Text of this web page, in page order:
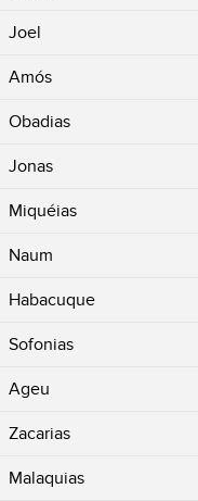
Joel
Amós
Obadias
Jonas
Miquéias
Naum
Habacuque
Sofonias
Ageu
Zacarias
Malaquias